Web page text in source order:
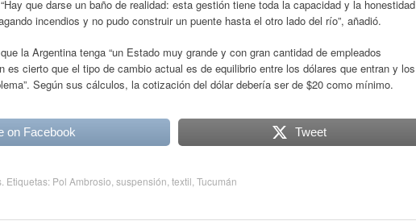
que darse un baño de realidad: esta gestión tiene toda la capacidad y la honestidad
incendios y no pudo construir un puente hasta el otro lado del río”, añadió.
la Argentina tenga “un Estado muy grande y con gran cantidad de empleados
es cierto que el tipo de cambio actual es de equilibrio entre los dólares que entran y los
Según sus cálculos, la cotización del dólar debería ser de $20 como mínimo.
on Facebook Tweet
. Etiquetas: Pol Ambrosio suspensión textil Tucumán